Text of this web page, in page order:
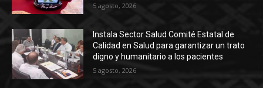
5 agosto, 2026
Instala Sector Salud Comité Estatal de
Calidad en Salud para garantizar un trato
digno y humanitario a los pacientes
5 agosto, 2026